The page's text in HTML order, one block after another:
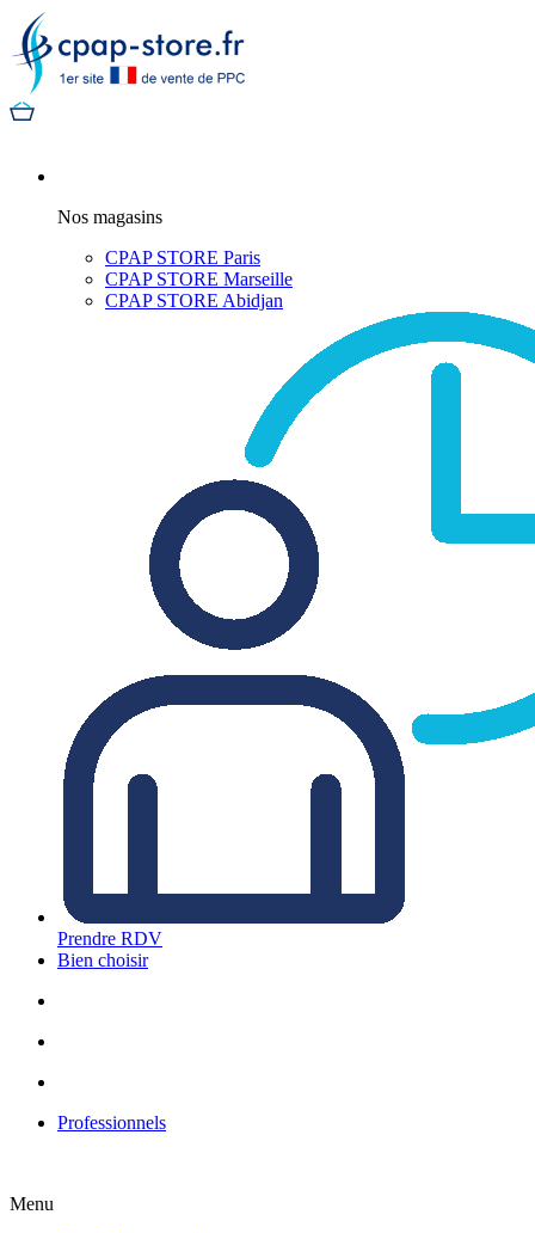
Nos magasins
CPAP STORE Paris
CPAP STORE Marseille
CPAP STORE Abidjan
Prendre RDV
Bien choisir
Professionnels
Menu